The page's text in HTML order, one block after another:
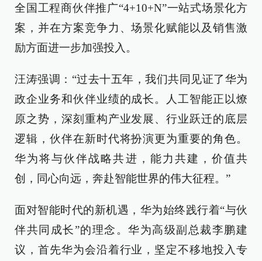
全国工程商伙伴推广“4+10+N”一站式场景化方
案，并在方案竞争力、场景化赋能以及销售激
励方面进一步加强投入。
汪涛强调：“过去十五年，我们共同见证了华为
政企业务和伙伴业绩的成长。人工智能正以燎
原之势，深刻重构产业发展、行业跃迁的底层
逻辑，伙伴在新时代将扮演更为重要的角色。
华为将与伙伴战略共进，能力共建，价值共
创，同心向远，奔赴智能世界的伟大征程。”
面对智能时代的新机遇，华为始终践行着“与伙
伴共同成长”的理念。华为高级副总裁李鹏建
议，首先华为会沿着行业，坚定不移地投入专